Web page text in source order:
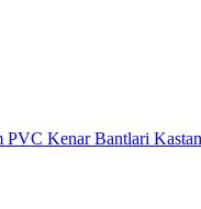
PVC Kenar Bantlari